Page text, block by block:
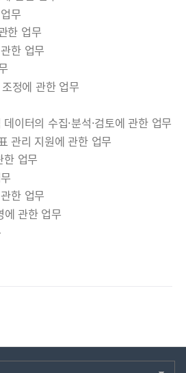
무
한 업무
한 업무
정에 관한 업무
이터의 수집·분석·검토에 관한 업무
관리 지원에 관한 업무
한 업무
한 업무
에 관한 업무